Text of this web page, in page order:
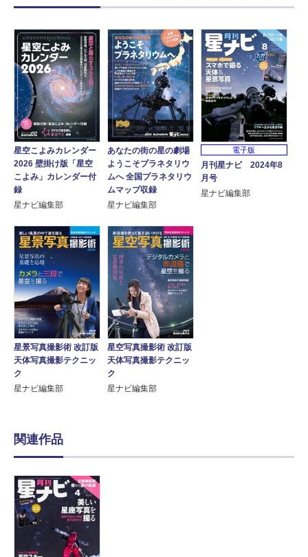
星空こよみカレンダー
2026 壁掛け版「星空
こよみ」カレンダー付
録
星ナビ編集部
あなたの街の星の劇場
ようこそプラネタリウ
ムへ 全国プラネタリウ
ムマップ収録
星ナビ編集部
電子版
月刊星ナビ 2024年8
月号
星ナビ編集部
星景写真撮影術 改訂版
天体写真撮影テクニッ
ク
星ナビ編集部
星空写真撮影術 改訂版
天体写真撮影テクニッ
ク
星ナビ編集部
関連作品